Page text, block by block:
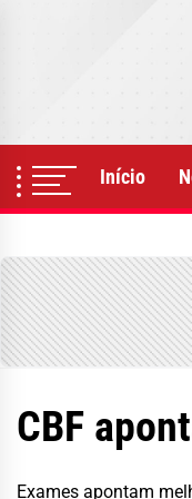
Início
CBF
Exames apontam